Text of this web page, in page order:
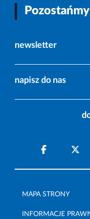
newsletter
napisz do nas
MAPA STRONY
INFORMACJE